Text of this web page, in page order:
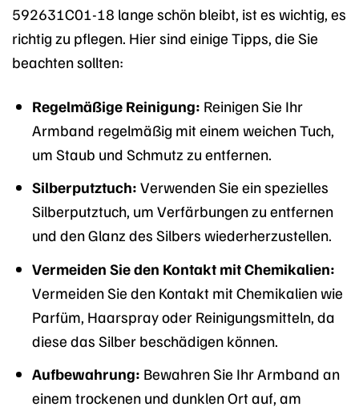
592631C01-18 lange schön bleibt, ist es wichtig, es
richtig zu pflegen. Hier sind einige Tipps, die Sie
beachten sollten:
Regelmäßige Reinigung: Reinigen Sie Ihr
Armband regelmäßig mit einem weichen Tuch,
um Staub und Schmutz zu entfernen.
Silberputztuch: Verwenden Sie ein spezielles
Silberputztuch, um Verfärbungen zu entfernen
und den Glanz des Silbers wiederherzustellen.
Vermeiden Sie den Kontakt mit Chemikalien:
Vermeiden Sie den Kontakt mit Chemikalien wie
Parfüm, Haarspray oder Reinigungsmitteln, da
diese das Silber beschädigen können.
Aufbewahrung: Bewahren Sie Ihr Armband an
einem trockenen und dunklen Ort auf, am